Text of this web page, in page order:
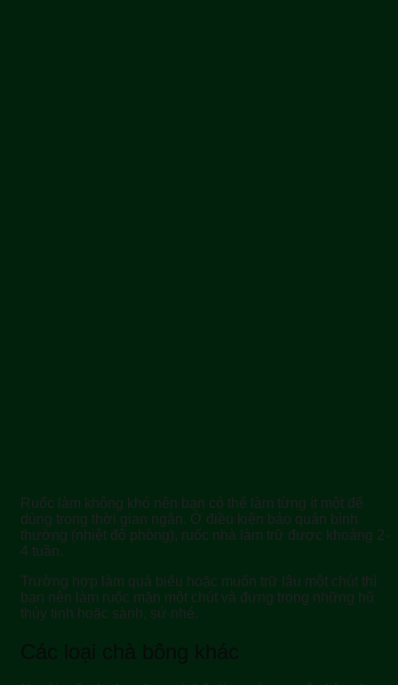
Ruốc làm không khó nên bạn có thể làm từng ít một để
dùng trong thời gian ngắn. Ở điều kiện bảo quản bình
thường (nhiệt độ phòng), ruốc nhà làm trữ được khoảng 2-
4 tuần.
Trường hợp làm quà biếu hoặc muốn trữ lâu một chút thì
bạn nên làm ruốc mặn một chút và đựng trong những hũ
thủy tinh hoặc sành, sứ nhé.
Các loại chà bông khác